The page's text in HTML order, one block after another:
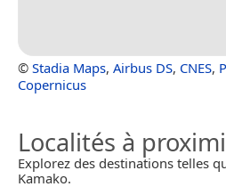
© Stadia Maps, Airbus DS, CNES,
Copernicus
Localités à
Explorez des destinations telles
Kamako.